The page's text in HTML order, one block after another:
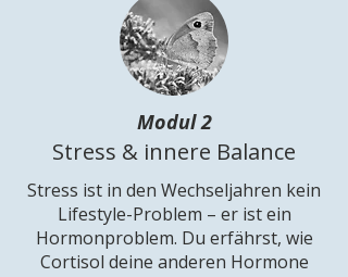
Modul 2
Stress & innere Balance
Stress ist in den Wechseljahren kein
Lifestyle-Problem – er ist ein
Hormonproblem. Du erfährst, wie
Cortisol deine anderen Hormone